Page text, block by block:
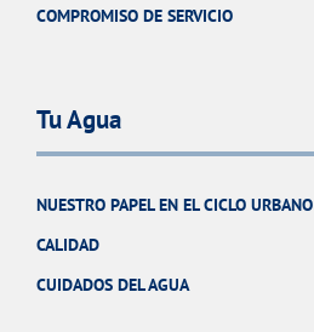
COMPROMISO DE SERVICIO
Tu Agua
NUESTRO PAPEL EN EL CICLO URBANO
CALIDAD
CUIDADOS DEL AGUA